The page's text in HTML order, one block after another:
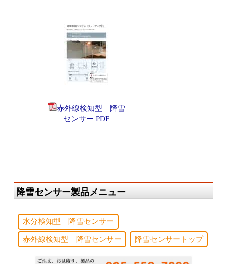
赤外線検知型 降雪
センサー PDF
降雪センサー製品メニュー
水分検知型 降雪センサー
赤外線検知型 降雪センサー 降雪センサートップ